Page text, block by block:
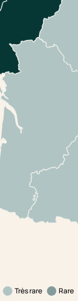
Très rare Rare